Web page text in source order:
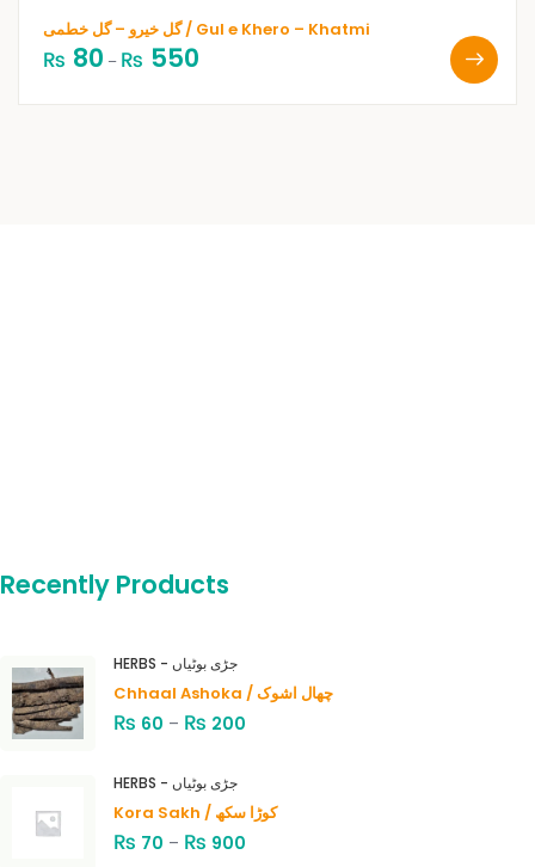
گل خیرو – گل خطمی / Gul e Khero – Khatmi
₨ 80 – ₨ 550
Recently Products
HERBS - جڑی بوٹیاں
Chhaal Ashoka / چھال اشوک
₨ 60 – ₨ 200
HERBS - جڑی بوٹیاں
Kora Sakh / کوڑا سکھ
₨ 70 – ₨ 900